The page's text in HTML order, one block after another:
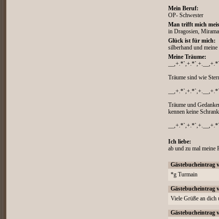
Mein Beruf:
OP- Schwester
Man trifft mich
in Dragosien,
Glück ist für mich:
silberhand und
Meine Träume:
Träume sind wie
Träume und
kennen keine
Ich liebe:
ab und zu mal meine
Gästebucheintrag
*g Turmain
Gästebucheintrag
Viele Grüße an dich
Gästebucheintrag